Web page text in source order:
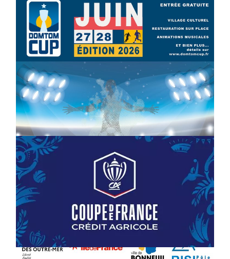
Foot : la DTC 2026 approche
03/04/2026
COUPE DE FRANCE : Demi-Finale
07/03/2026